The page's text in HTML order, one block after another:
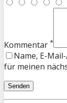
Kommentar *
Name, E-
für meinen